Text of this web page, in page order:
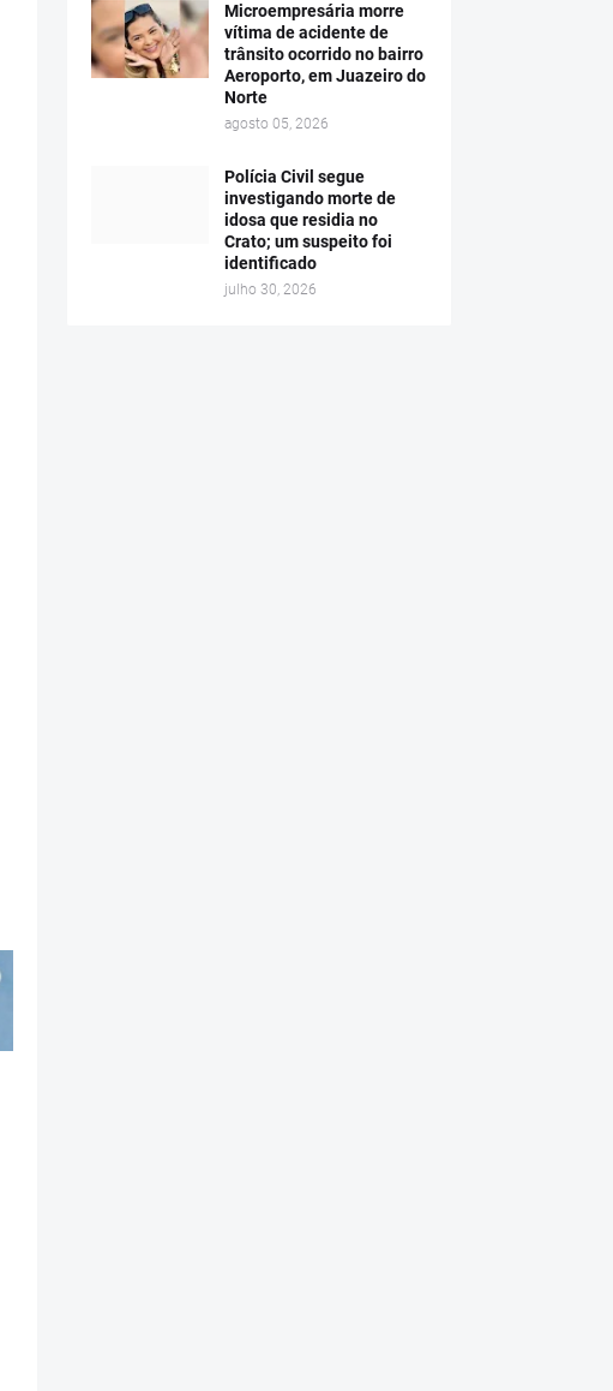
Microempresária morre
vítima de acidente de
trânsito ocorrido no bairro
Aeroporto, em Juazeiro do
Norte
agosto 05, 2026
Polícia Civil segue
investigando morte de
idosa que residia no
Crato; um suspeito foi
identificado
julho 30, 2026